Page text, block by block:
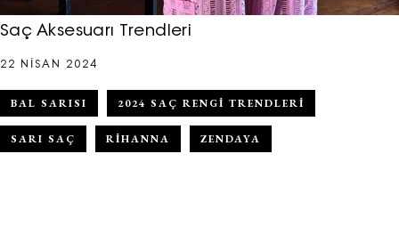
Saç Aksesuarı Trendleri
22 NISAN 2024
BAL SARISI 2024 SAÇ RENGI TRENDLERI
SARI SAÇ RIHANNA ZENDAYA